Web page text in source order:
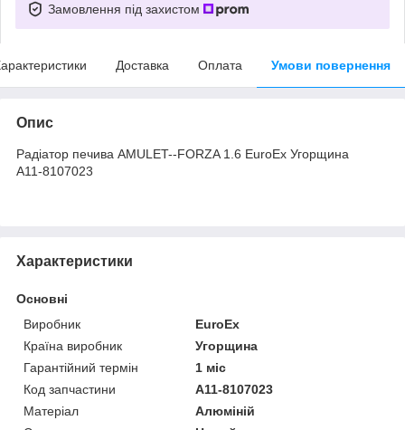
Замовлення під захистом
Доставка Оплата Умови повернення
Опис
Радіатор печива AMULET--FORZA 1.6 EuroEx Угорщина
A11-8107023
Характеристики
Основні
Виробник
EuroEx
Країна виробник
Угорщина
Гарантійний термін
1 міс
Код запчастини
A11-8107023
Матеріал
Алюміній